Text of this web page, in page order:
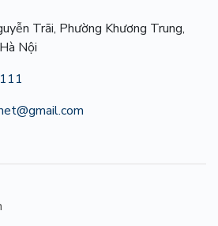
Trãi, Phường Khương Trung,
Nội